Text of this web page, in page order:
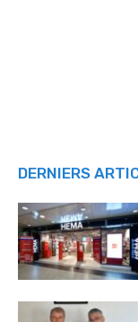
DERNIERS